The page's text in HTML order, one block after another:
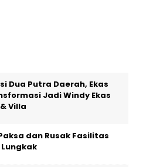
Dua Putra Daerah, Ekas
Jadi Windy Ekas
Villa
dan Rusak Fasilitas